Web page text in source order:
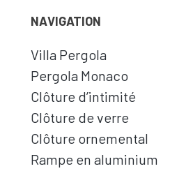
NAVIGATION
Villa Pergola
Pergola Monaco
Clôture d’intimité
Clôture de verre
Clôture ornemental
Rampe en aluminium